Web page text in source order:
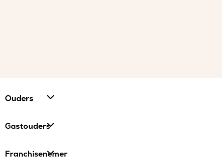
Ouders
Gastouders
Franchisenemer